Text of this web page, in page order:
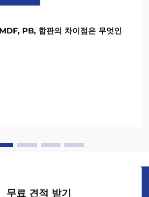
PB, 합판의 차이점은 무엇인
무료 견적 받기